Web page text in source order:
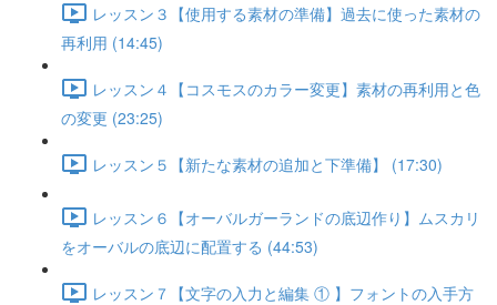
レッスン３【使用する素材の準備】過去に使った素材の
再利用 (14:45)
レッスン４【コスモスのカラー変更】素材の再利用と色
の変更 (23:25)
レッスン５【新たな素材の追加と下準備】 (17:30)
レッスン６【オーバルガーランドの底辺作り】ムスカリ
をオーバルの底辺に配置する (44:53)
レッスン７【文字の入力と編集 ① 】フォントの入手方